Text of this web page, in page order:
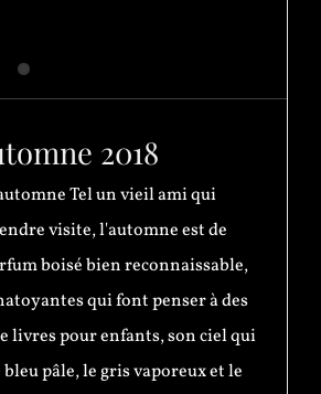
2018
Tel un vieil ami qui
visite, l'automne est de
boisé bien reconnaissable,
qui font penser à des
livres pour enfants, son ciel qui
pâle, le gris vaporeux et le